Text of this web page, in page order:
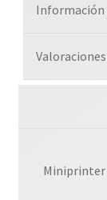
203
3.0
Información